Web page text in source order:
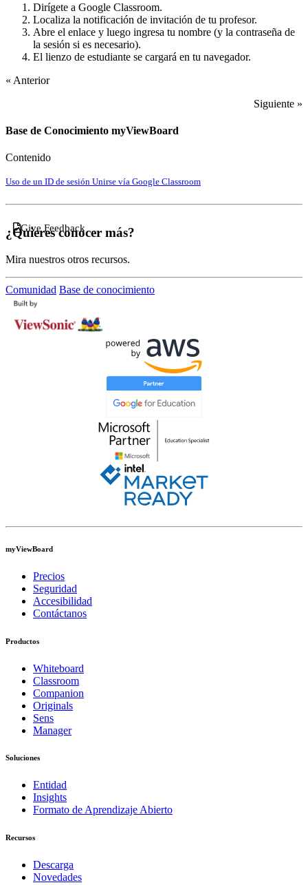
Dirígete a Google Classroom.
Localiza la notificación de invitación de tu profesor.
Abre el enlace y luego ingresa tu nombre (y la contraseña de
la sesión si es necesario).
El lienzo de estudiante se cargará en tu navegador.
« Anterior
Siguiente »
Base de Conocimiento myViewBoard
Contenido
Uso de un ID de sesión Unirse vía Google Classroom
Give Feedback
¿Quieres conocer más?
Mira nuestros otros recursos.
Comunidad Base de conocimiento
myViewBoard
Precios
Seguridad
Accesibilidad
Contáctanos
Productos
Whiteboard
Classroom
Companion
Originals
Sens
Manager
Soluciones
Entidad
Insights
Formato de Aprendizaje Abierto
Recursos
Descarga
Novedades